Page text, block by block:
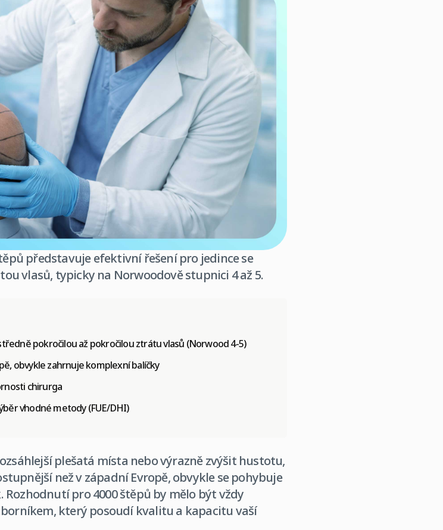
představuje efektivní řešení pro jedince se
vlasů, typicky na Norwoodově stupnici 4 až 5.
pokročilou až pokročilou ztrátu vlasů (Norwood 4-5)
obvykle zahrnuje komplexní balíčky
chirurga
vhodné metody (FUE/DHI)
plešatá místa nebo výrazně zvýšit hustotu,
než v západní Evropě, obvykle se pohybuje
pro 4000 štěpů by mělo být vždy
který posoudí kvalitu a kapacitu vaší